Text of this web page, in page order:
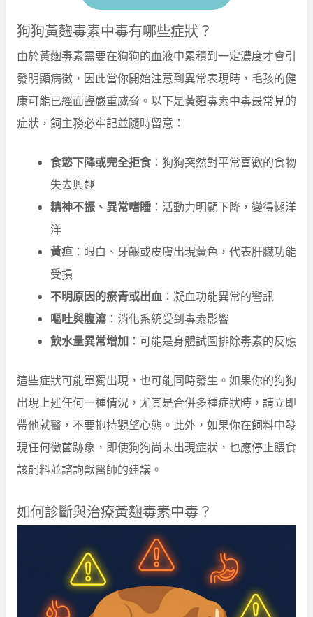
狗狗黃麴毒素中毒有哪些症狀？
由於黃麴毒素需要在狗狗的血液中累積到一定濃度才會引
發明顯病徵，因此當你開始注意到異常表現時，毛孩的健
康可能已經面臨嚴重威脅。以下是黃麴毒素中毒最常見的
症狀，飼主務必牢記並隨時留意：
食慾下降或完全拒食 ：狗狗突然對平常喜歡的食物
失去興趣
精神不振、異常嗜睡 ：活動力明顯下降，變得懶洋
洋
黃疸 ：眼白、牙齦或皮膚出現黃色，代表肝臟功能
受損
不明原因的瘀青或出血 ：凝血功能異常的警訊
嘔吐與腹瀉 ：消化系統受到毒素影響
飲水量異常增加 ：可能是身體試圖排除毒素的反應
這些症狀可能單獨出現，也可能同時發生。如果你的狗狗
出現上述任何一種情況，尤其是合併多種症狀時，請立即
帶他就醫，不要抱持觀望心態。此外，如果你在飼料中發
現任何黴菌跡象，即使狗狗尚未出現症狀，也應停止餵食
該飼料並諮詢獸醫師的建議。
如何診斷與治療黃麴毒素中毒？